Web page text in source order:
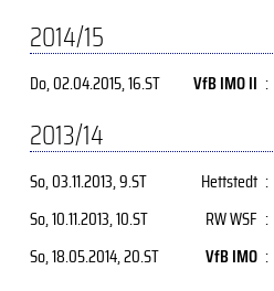
2014/15
Do, 02.04.2015, 16.ST VfB IMO II :
2013/14
So, 03.11.2013, 9.ST Hettstedt :
So, 10.11.2013, 10.ST RW WSF :
So, 18.05.2014, 20.ST VfB IMO :